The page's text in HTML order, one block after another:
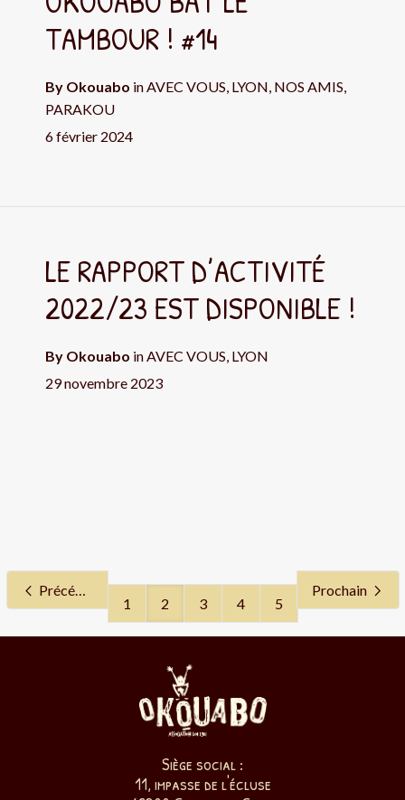
TAMBOUR ! #14
By Okouabo inAVEC VOUS, LYON, NOS AMIS,
PARAKOU
6 février 2024
LE RAPPORT D’ACTIVITÉ
2022/23 EST DISPONIBLE !
By Okouabo inAVEC VOUS, LYON
29 novembre 2023
Précédent
1 2 3 4 5
Prochain
Siège social :
11, impasse de l'écluse